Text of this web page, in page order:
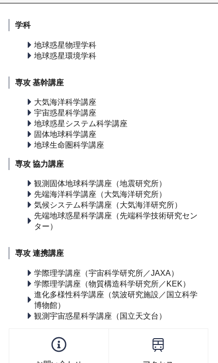
学科
地球惑星物理学科
地球惑星環境学科
専攻 基幹講座
大気海洋科学講座
宇宙惑星科学講座
地球惑星システム科学講座
固体地球科学講座
地球生命圏科学講座
専攻 協力講座
観測固体地球科学講座（地震研究所）
先端海洋科学講座（大気海洋研究所）
気候システム科学講座（大気海洋研究所）
先端地球惑星科学講座（先端科学技術研究セン
ター）
専攻 連携講座
学際理学講座（宇宙科学研究所／JAXA）
学際理学講座（物質構造科学研究所／KEK）
進化多様性科学講座（筑波研究施設／国立科学
博物館）
観測宇宙惑星科学講座（国立天文台）